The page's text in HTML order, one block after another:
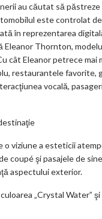
au căutat să
este controlat
în reprezentarea
Thornton,
cât Eleanor petrece
restaurantele
vocală,
viziune a esteticii
coupé şi pasajele de
aspectului exterior.
„Crystal Water”